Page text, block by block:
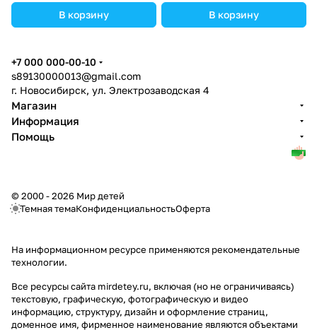
В корзину
В корзину
+7 000 000-00-10
s89130000013@gmail.com
г. Новосибирск, ул. Электрозаводская 4
Магазин
Информация
Помощь
© 2000 - 2026 Мир детей
Темная темаКонфиденциальностьОферта
На информационном ресурсе применяются рекомендательные
технологии.
Все ресурсы сайта mirdetey.ru, включая (но не ограничиваясь)
текстовую, графическую, фотографическую и видео
информацию, структуру, дизайн и оформление страниц,
доменное имя, фирменное наименование являются объектами